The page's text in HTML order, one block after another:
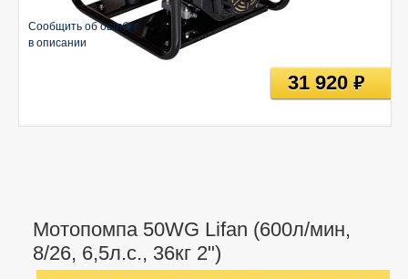
Мотопомпа 50WG Lifan (600л/мин,
8/26, 6,5л.с., 36кг 2")
Сообщить об ошибке
в описании
31 920руб